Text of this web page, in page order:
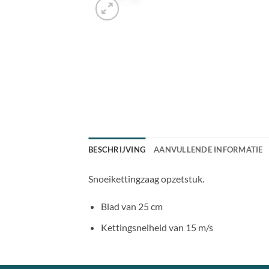
BESCHRIJVING AANVULLENDE INFORMATIE
Snoeikettingzaag opzetstuk.
Blad van 25 cm
Kettingsnelheid van 15 m/s